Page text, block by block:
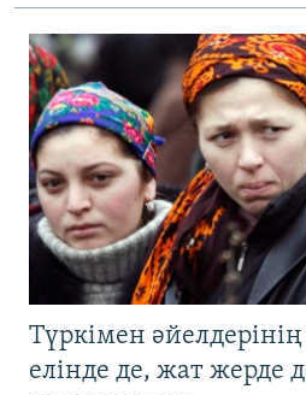
Түркімен
елінде де, жат жерде